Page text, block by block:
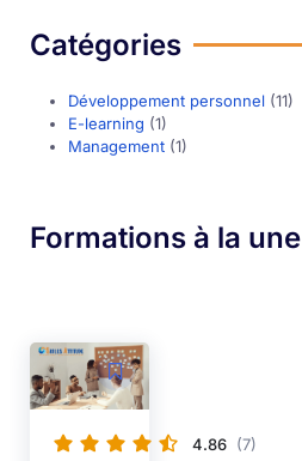
Catégories
Développement personnel (11)
E-learning (1)
Management (1)
Formations à la une
4.86 (7)